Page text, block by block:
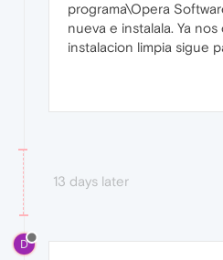
programa\Opera
nueva e instalala. Ya
instalacion limpia sigue
13 days later
D